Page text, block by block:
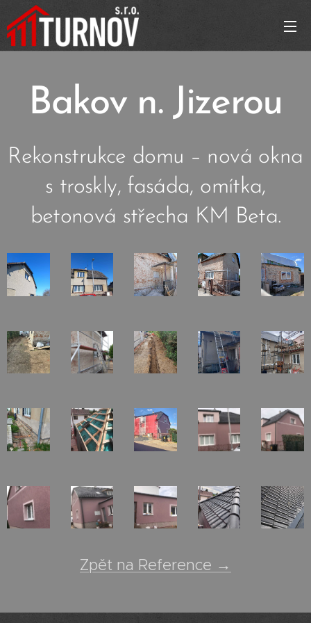
Bakov n. Jizerou
Rekonstrukce domu – nová okna
s troskly, fasáda, omítka,
betonová střecha KM Beta.
Zpět na Reference →